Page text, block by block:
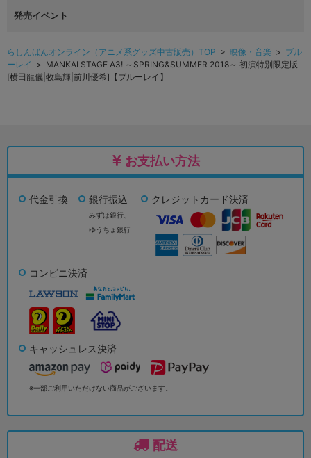
発売イベント
らしんばんオンライン（アニメ系グッズ中古販売）TOP > 映像・音楽 > ブル
ーレイ > MANKAI STAGE A3! ～SPRING&SUMMER 2018～ 初演特別限定版
[横田龍儀|牧島輝|前川優希]【ブルーレイ】
お支払い方法
代金引換 銀行振込
みずほ銀行、
ゆうちょ銀行
クレジットカード決済
コンビニ決済
キャッシュレス決済
※一部ご利用いただけない商品がございます。
配送